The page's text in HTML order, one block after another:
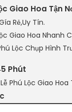
Giao Hoa Tận
Rẻ,Uy Tín.
Giao Hoa Nhanh
Lộc Chụp Hình
Phút
Phú Lộc Giao Hoa